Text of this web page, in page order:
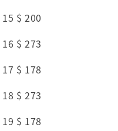
15 $ 200
16 $ 273
17 $ 178
18 $ 273
19 $ 178